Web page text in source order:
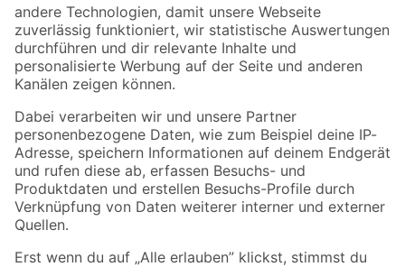
Zur Newsletter Anmeldung
Folge uns
Zahlungsarten Versandarten
Sicher einkaufen